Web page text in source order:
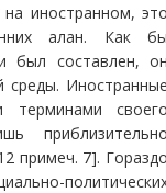
иностранном,
алан. Как
был составлен,
среды.
терминами
примеч. 7].